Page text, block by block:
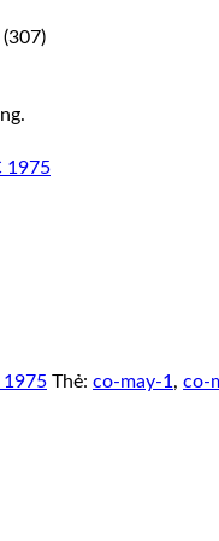
(307)
1975
1975 Thẻ: co-may-1 , co-